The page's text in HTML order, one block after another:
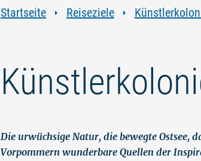
Startseite Reiseziele
Die urwüchsige Natur, die bewegte Ostsee,
Vorpommern wunderbare Quellen der